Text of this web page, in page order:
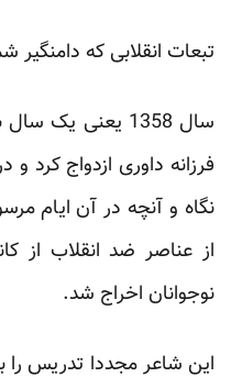
تبعات انقلابی که
سال 1358 یعنی
فرزانه داوری ازدواج کرد
نگاه و آنچه در آن ایام
از عناصر ضد انقلاب از
نوجوانان اخراج شد.
این شاعر مجددا تدریس را